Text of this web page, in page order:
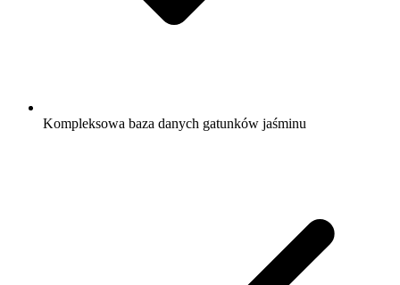
Kompleksowa baza danych gatunków jaśminu